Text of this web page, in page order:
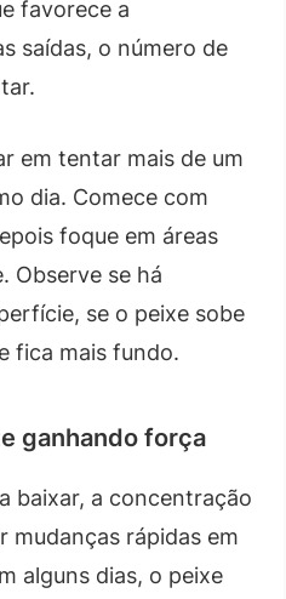
favorece a
saídas, o número de
em tentar mais de um
dia. Comece com
foque em áreas
Observe se há
se o peixe sobe
fica mais fundo.
ganhando força
baixar, a concentração
mudanças rápidas em
alguns dias, o peixe